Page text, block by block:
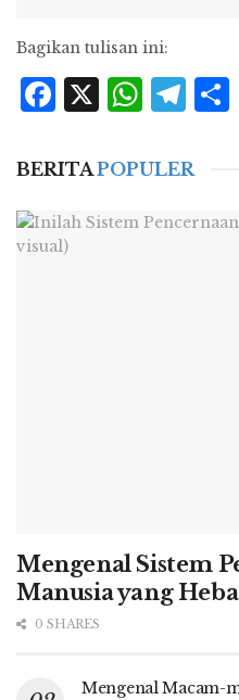
Bagikan tulisan ini:
Facebook
X
BERITAPOPULER
Mengenal Sistem
Manusia yang
0 SHARES
Mengenal Macam-